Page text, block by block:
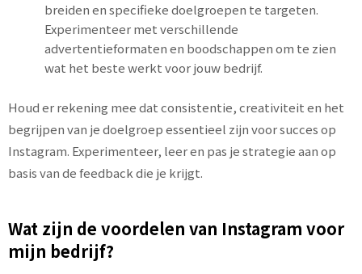
breiden en specifieke doelgroepen te targeten.
Experimenteer met verschillende
advertentieformaten en boodschappen om te zien
wat het beste werkt voor jouw bedrijf.
Houd er rekening mee dat consistentie, creativiteit en het
begrijpen van je doelgroep essentieel zijn voor succes op
Instagram. Experimenteer, leer en pas je strategie aan op
basis van de feedback die je krijgt.
Wat zijn de voordelen van Instagram voor
mijn bedrijf?